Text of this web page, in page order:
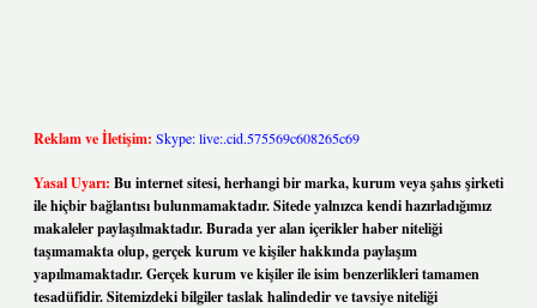
Reklam ve İletişim: Skype: live:.cid.575569c608265c69
Yasal Uyarı: Bu internet sitesi, herhangi bir marka, kurum veya şahıs şirketi
ile hiçbir bağlantısı bulunmamaktadır. Sitede yalnızca kendi hazırladığımız
makaleler paylaşılmaktadır. Burada yer alan içerikler haber niteliği
taşımamakta olup, gerçek kurum ve kişiler hakkında paylaşım
yapılmamaktadır. Gerçek kurum ve kişiler ile isim benzerlikleri tamamen
tesadüfidir. Sitemizdeki bilgiler taslak halindedir ve tavsiye niteliği